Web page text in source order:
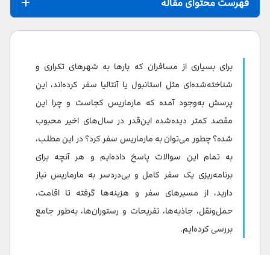
مارماریس کجاست؟
چطور به مارماریس سفر کنیم؟
سفر زمینی به مارماریس
سفر هوایی به مارماریس
سفر با تور مارماریس
بهترین زمان سفر به مارماریس
بهترین هتل های مارماریس
برای بسیاری از مسافران که بارها به شهرهای تکراری و
شناخته‌شده‌ای مثل استانبول یا آنتالیا سفر کرده‌اند، این
پرسش به‌وجود آمده که مارماریس کجاست و چرا این
مقصد کمتر دیده‌شده این‌قدر در سال‌های اخیر محبوب
شده؟ چطور می‌توان به مارماریس سفر کرد؟ در این مطلب،
به تمام این سوالات پاسخ داده‌ایم و هر آنچه برای
برنامه‌ریزی یک سفر کامل و بی‌دردسر به مارماریس نیاز
دارید، از مسیرهای سفر و هزینه‌ها گرفته تا اقامت،
حمل‌ونقل، جاذبه‌ها، تفریحات و رستوران‌ها، به‌طور جامع
بررسی کرده‌ایم.